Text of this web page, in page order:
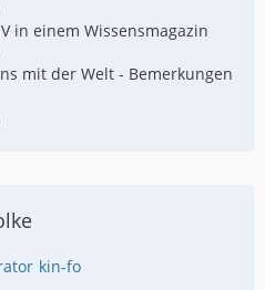
in einem Wissensmagazin
mit der Welt - Bemerkungen
kin-fo